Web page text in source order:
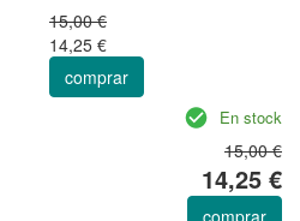
15,00 €
14,25 €
comprar
En stock
15,00 €
14,25 €
comprar